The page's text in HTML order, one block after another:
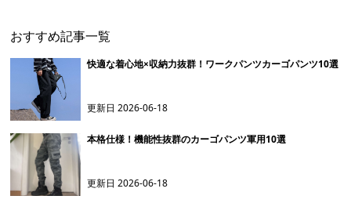
おすすめ記事一覧
快適な着心地×収納力抜群！ワークパンツカーゴパンツ10選
更新日2026-06-18
本格仕様！機能性抜群のカーゴパンツ軍用10選
更新日2026-06-18